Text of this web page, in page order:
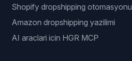
Shopify dropshipping otomasyonu
Amazon dropshipping yazilimi
AI araclari icin HGR MCP